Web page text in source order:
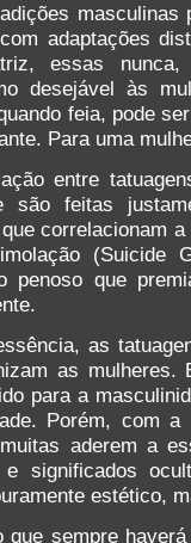
masculinas
adaptações
essas
desejável às
feia, pode
Para uma
entre
são feitas
correlacionam
(Suicide
penoso que
as
as mulheres.
para a
Porém, com
aderem a
e significados
estético,
que sempre